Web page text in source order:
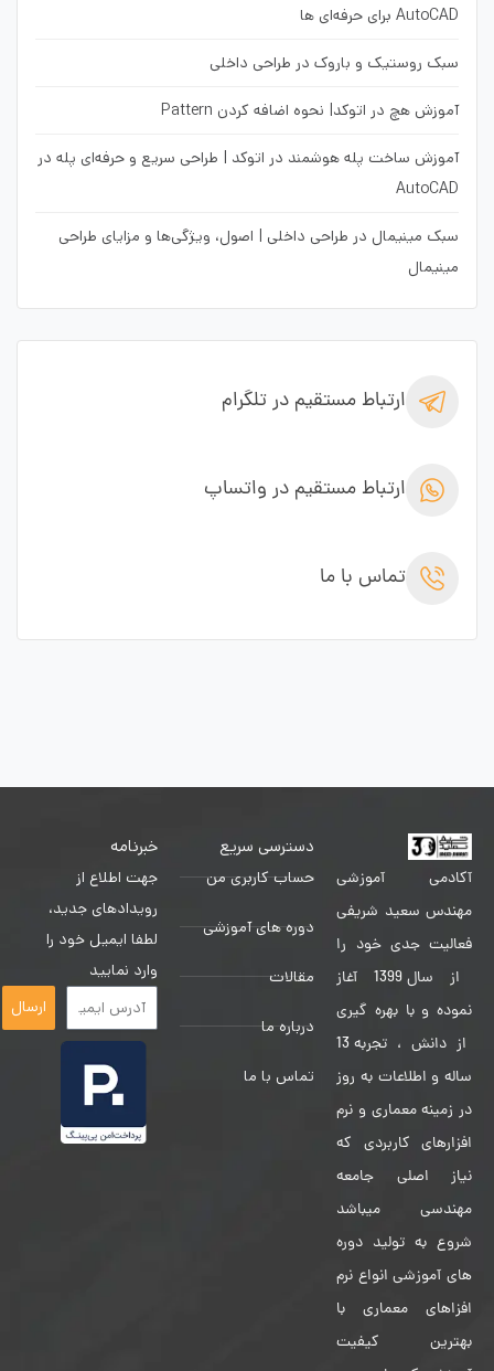
AutoCAD برای حرفه‌ای ها
سبک روستیک و باروک در طراحی داخلی
آموزش هچ در اتوکد| نحوه اضافه کردن Pattern
آموزش ساخت پله هوشمند در اتوکد | طراحی سریع و حرفه‌ای پله در
AutoCAD
سبک مینیمال در طراحی داخلی | اصول، ویژگی‌ها و مزایای طراحی
مینیمال
ارتباط مستقیم در تلگرام
ارتباط مستقیم در واتساپ
تماس با ما
آکادمی آموزشی
مهندس سعید شریفی
فعالیت جدی خود را
از سال 1399 آغاز
نموده و با بهره گیری
از دانش ، تجربه 13
ساله و اطلاعات به روز
در زمینه معماری و نرم
افزارهای کاربردی که
نیاز اصلی جامعه
مهندسی میباشد
شروع به تولید دوره
های آموزشی انواع نرم
افزاهای معماری با
بهترین کیفیت
دسترسی سریع
حساب کاربری من
دوره های آموزشی
مقالات
درباره ما
تماس با ما
خبرنامه
جهت اطلاع از
رویدادهای جدید،
لطفا ایمیل خود را
وارد نمایید
ارسال